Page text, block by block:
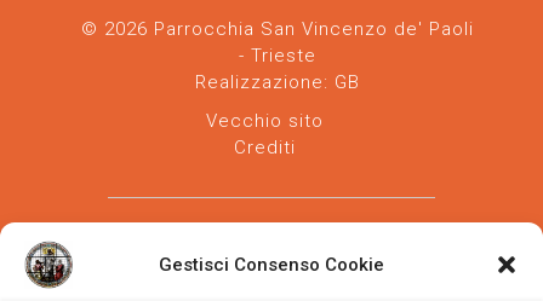
Gestisci Consenso Cookie
© 2026 Parrocchia San Vincenzo de' Paoli
- Trieste
Realizzazione: GB
Vecchio sito
Crediti